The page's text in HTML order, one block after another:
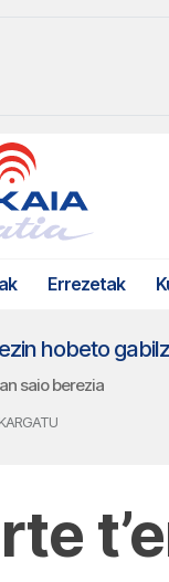
Errezetak
hobeto
saio berezia